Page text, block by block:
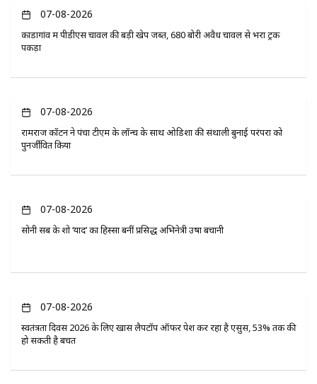
07-08-2026
कोंडागांव में पीडीएस चावल की बड़ी खेप जब्त, 680 बोरी अवैध चावल से भरा ट्रक
पकड़ा
07-08-2026
रामराज कॉटन ने पंचा टीएम के लॉन्च के साथ ओडिशा की संथाली बुनाई परंपरा को
पुनर्जीवित किया
07-08-2026
सोनी सब के शो ‘यादें’ का हिस्सा बनीं प्रसिद्ध अभिनेत्री उषा बचानी
07-08-2026
स्वतंत्रता दिवस 2026 के लिए खास लैपटॉप ऑफर पेश कर रहा है एसुस, 53% तक की
हो सकती है बचत